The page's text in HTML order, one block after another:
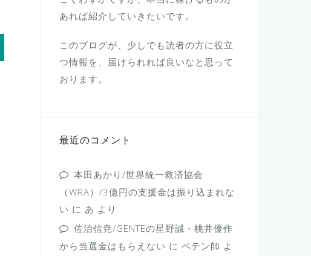
あれば紹介していきたいです。
このブログが、少しでも読者の方に役立
つ情報を、届けられれば良いなと思って
おります。
最近のコメント
本田あかり/世界統一救済協会
（WRA）/3億円の支援金は振り込まれな
い に あ より
佐治信尭/GENTEの星野誠・桃井優作
から当選金はもらえない に ペテン師 よ